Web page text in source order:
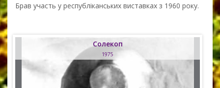
Брав участь у республіканських виставках з 1960 року.
Солекоп
1975